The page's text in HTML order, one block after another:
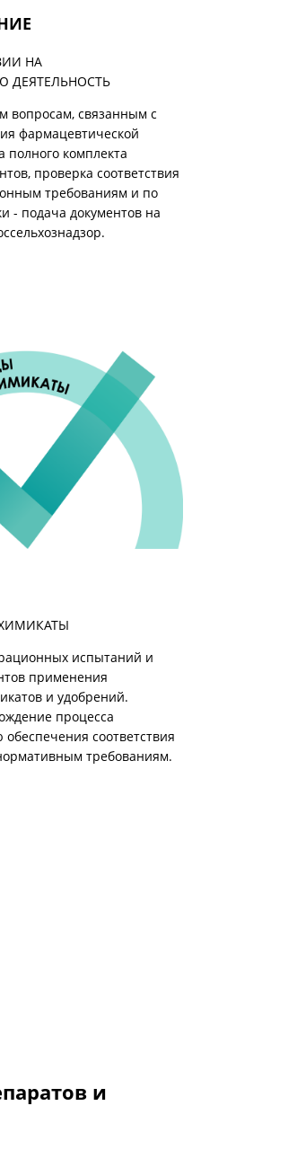
НА
ДЕЯТЕЛЬНОСТЬ
вопросам, связанным с
фармацевтической
полного комплекта
проверка соответствия
требованиям и по
- подача документов на
испытаний и
применения
и удобрений.
процесса
соответствия
требованиям.
и